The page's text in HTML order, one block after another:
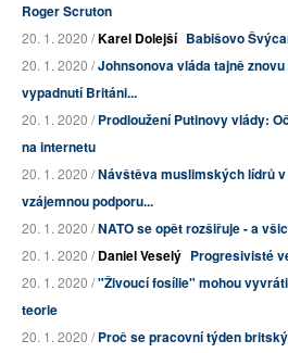
Roger Scruton
20. 1. 2020 /Karel Dolejší Babišovo
20. 1. 2020 /Johnsonova vláda tajně
vypadnutí Británi...
20. 1. 2020 /Prodloužení Putinovy vlády:
na internetu
20. 1. 2020 /Návštěva muslimských lídrů
vzájemnou podporu...
20. 1. 2020 /NATO se opět rozšiřuje - a
20. 1. 2020 /Daniel Veselý Progresivisté
20. 1. 2020 /"Živoucí fosílie" mohou
teorie
20. 1. 2020 /Proč se pracovní týden